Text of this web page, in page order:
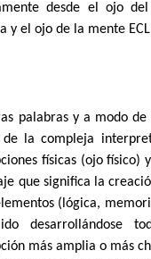
desde el ojo
y el ojo de la mente
palabras y a modo
de la compleja
físicas (ojo físico)
que significa la
(lógica,
desarrollándose
más amplia o más